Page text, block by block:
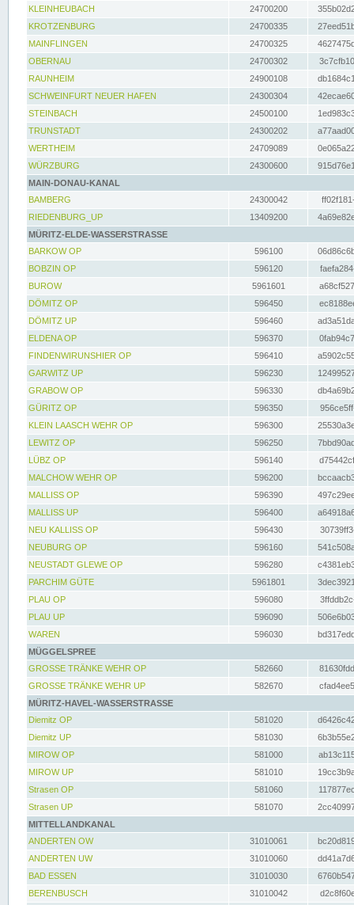
KLEINHEUBACH 24700200
KROTZENBURG
24700335
MAINFLINGEN
24700325
OBERNAU
24700302
RAUNHEIM
24900108
SCHWEINFURT NEUER HAFEN
24300304
STEINBACH
24500100
TRUNSTADT
24300202
WERTHEIM
24709089
WÜRZBURG
24300600
MAIN-DONAU-KANAL
BAMBERG
24300042
RIEDENBURG_UP
13409200
MÜRITZ-ELDE-WASSERSTRASSE
BARKOW OP
596100
BOBZIN OP
596120
BUROW
5961601
DÖMITZ OP
596450
DÖMITZ UP
596460
ELDENA OP
596370
FINDENWIRUNSHIER OP
596410
GARWITZ UP
596230
GRABOW OP
596330
GÜRITZ OP
596350
KLEIN LAASCH WEHR OP
596300
LEWITZ OP
596250
LÜBZ OP
596140
MALCHOW WEHR OP
596200
MALLISS OP
596390
MALLISS UP
596400
NEU KALLISS OP
596430
NEUBURG OP
596160
NEUSTADT GLEWE OP
596280
PARCHIM GÜTE
5961801
PLAU OP
596080
PLAU UP
596090
WAREN
596030
MÜGGELSPREE
GROSSE TRÄNKE WEHR OP
582660
GROSSE TRÄNKE WEHR UP
582670
MÜRITZ-HAVEL-WASSERSTRASSE
Diemitz OP
581020
Diemitz UP
581030
MIROW OP
581000
MIROW UP
581010
Strasen OP
581060
Strasen UP
581070
MITTELLANDKANAL
ANDERTEN OW
31010061
ANDERTEN UW
31010060
BAD ESSEN
31010030
BERENBUSCH
31010042